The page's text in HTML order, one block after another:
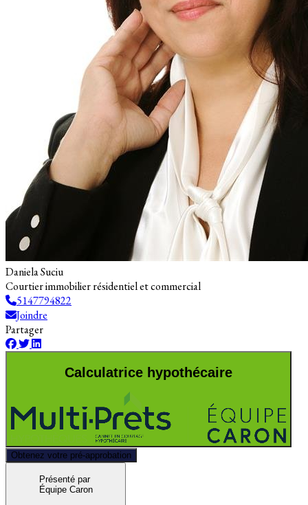
Daniela Suciu
Courtier immobilier résidentiel et commercial
5147794822
Joindre
Partager
Calculatrice hypothécaire
Obtenez votre pré-approbation
Présenté par
Équipe Caron